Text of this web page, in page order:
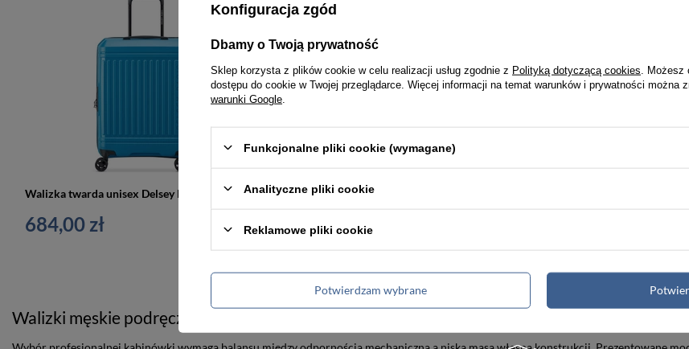
Walizka twarda unisex Delsey Lutece SE kabinowa z ekspanderem 55 cm granatowa
684,00 zł
Walizki męskie podręczne granatowe jako standard profesjonalnego bagażu kabinowego
Konfiguracja zgód
Dbamy o Twoją prywatność
Sklep korzysta z plików cookie w celu realizacji usług zgodnie z Polityką dotyczącą cookies .
dostępu do cookie w Twojej przeglądarce. Więcej informacji na temat warunków i prywatności można
warunki Google
Funkcjonalne pliki cookie (wymagane)
Analityczne pliki cookie
Reklamowe pliki cookie
Potwierdzam wybrane